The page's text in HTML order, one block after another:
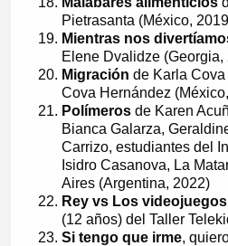
Pietrasanta (México,
Mientras nos
Elene Dvalidze (Georgia,
Migración de Karla
Cova Hernández
Polímeros de Karen
Bianca Galarza,
Carrizo, estudiantes del
Isidro Casanova, La
Aires (Argentina, 2022)
Rey vs Los videojuegos
(12 años) del Taller
Si tengo que irme,